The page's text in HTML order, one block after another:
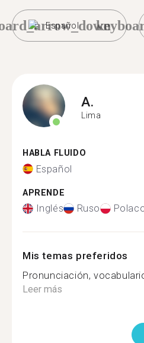
Español
A.
Lima
HABLA FLUIDO
Español
APRENDE
Inglés Ruso
Mis temas preferidos
Pronunciación,
Leer más